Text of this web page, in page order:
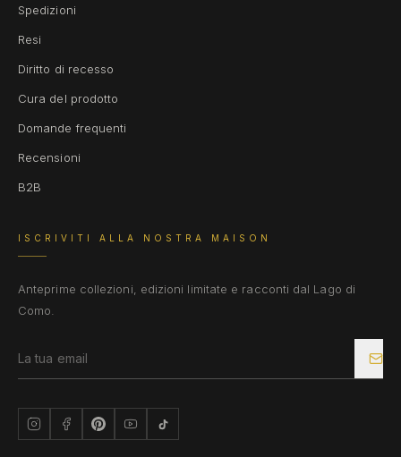
Spedizioni
Resi
Diritto di recesso
Cura del prodotto
Domande frequenti
Recensioni
B2B
ISCRIVITI ALLA NOSTRA MAISON
Anteprime collezioni, edizioni limitate e racconti dal Lago di
Como.